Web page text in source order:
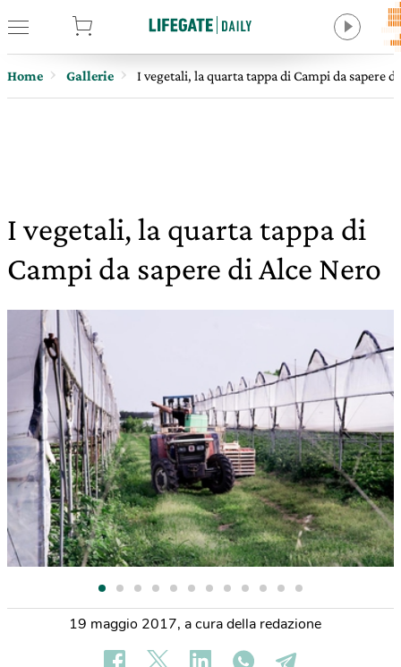
Home Gallerie I vegetali, la quarta tappa di Campi da sapere
I vegetali, la quarta tappa di
Campi da sapere di Alce Nero
19 maggio 2017, a cura della redazione